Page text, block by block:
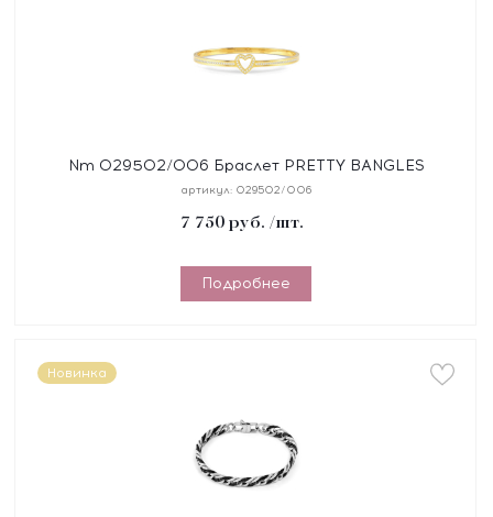
Nm 029502/006 Браслет PRETTY BANGLES
"СЕРДЦЕ" размер 19 см, сталь, цирконы, покрытие
артикул: 029502/006
7 750 руб. /шт.
Подробнее
Новинка